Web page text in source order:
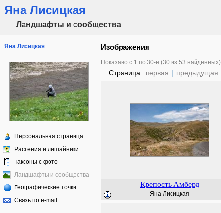
Яна Лисицкая
Ландшафты и сообщества
Яна Лисицкая
Персональная страница
Растения и лишайники
Таксоны с фото
Ландшафты и сообщества
Географические точки
Связь по e-mail
Изображения
Показано с 1 по 30-е (30 из 53 найденных)
Страница: первая | предыдущая
Крепость Амберд
Яна Лисицкая